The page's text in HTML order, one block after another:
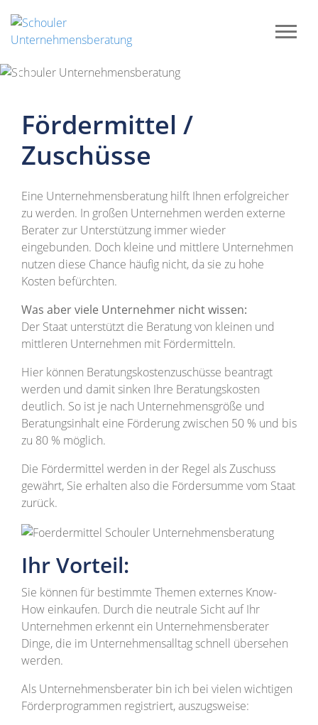
Fördermittel /
Zuschüsse
Eine Unternehmensberatung hilft Ihnen erfolgreicher
zu werden. In großen Unternehmen werden externe
Berater zur Unterstützung immer wieder
eingebunden. Doch kleine und mittlere Unternehmen
nutzen diese Chance häufig nicht, da sie zu hohe
Kosten befürchten.
Was aber viele Unternehmer nicht wissen:
Der Staat unterstützt die Beratung von kleinen und
mittleren Unternehmen mit Fördermitteln.
Hier können Beratungskostenzuschüsse beantragt
werden und damit sinken Ihre Beratungskosten
deutlich. So ist je nach Unternehmensgröße und
Beratungsinhalt eine Förderung zwischen 50 % und bis
zu 80 % möglich.
Die Fördermittel werden in der Regel als Zuschuss
gewährt, Sie erhalten also die Fördersumme vom Staat
zurück.
Ihr Vorteil:
Sie können für bestimmte Themen externes Know-
How einkaufen. Durch die neutrale Sicht auf Ihr
Unternehmen erkennt ein Unternehmensberater
Dinge, die im Unternehmensalltag schnell übersehen
werden.
Als Unternehmensberater bin ich bei vielen wichtigen
Förderprogrammen registriert,auszugsweise: